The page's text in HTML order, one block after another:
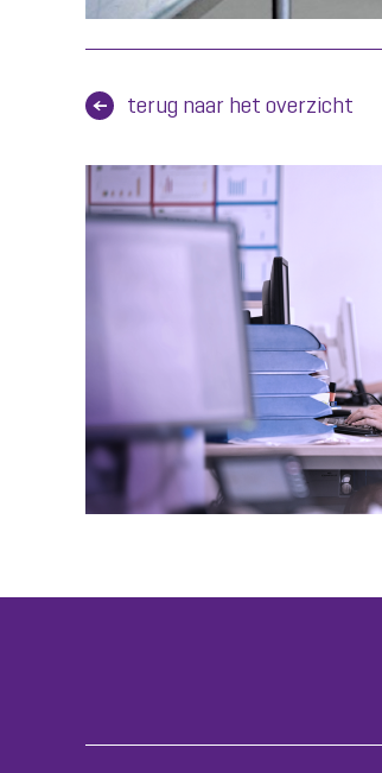
terug naar het overzicht